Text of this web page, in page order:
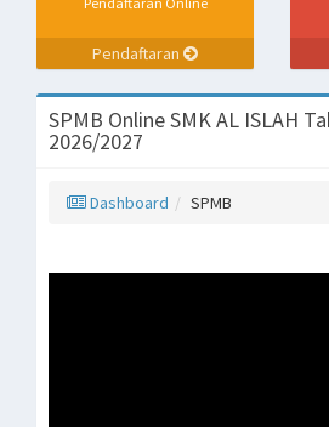
Pendaftaran
SPMB Online SMK AL ISLAH
2026/2027
Dashboard SPMB